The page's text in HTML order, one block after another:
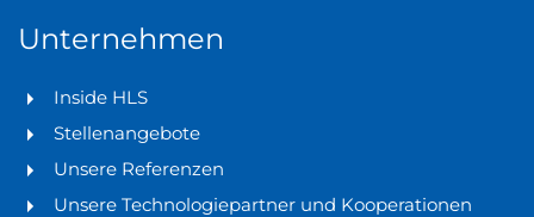
Unternehmen
Inside HLS
Stellenangebote
Unsere Referenzen
Unsere Technologiepartner und Kooperationen